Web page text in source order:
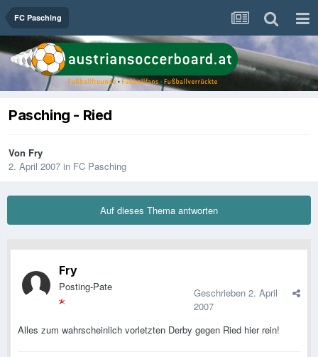
FC Pasching
Pasching - Ried
Von Fry
2. April 2007 in FC Pasching
Auf dieses Thema antworten
Fry
Posting-Pate Geschrieben 2. April
2007
Alles zum wahrscheinlich vorletzten Derby gegen Ried hier rein!